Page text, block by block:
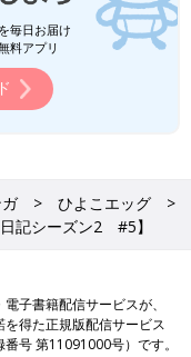
毎日お届け
料アプリ
ひよこエッグ
記シーズン2 #5】
子書籍配信サービスが、
得た正規版配信サービス
号 第11091000号）です。